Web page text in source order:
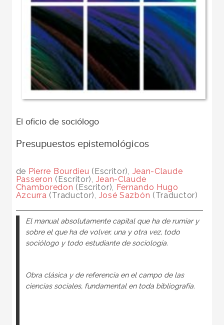
El oficio de sociólogo
Presupuestos epistemológicos
de Pierre Bourdieu (Escritor), Jean-Claude
Passeron (Escritor), Jean-Claude
Chamboredon (Escritor), Fernando Hugo
Azcurra (Traductor), José Sazbón (Traductor)
El manual absolutamente capital que ha de rumiar y
sobre el que ha de volver, una y otra vez, todo
sociólogo y todo estudiante de sociología.
Obra clásica y de referencia en el campo de las
ciencias sociales, fundamental en toda bibliografía.